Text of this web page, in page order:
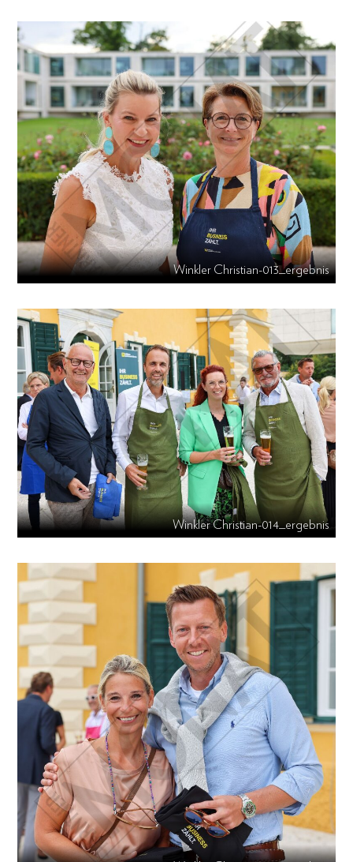
Winkler Christian-013_ergebnis
Winkler Christian-014_ergebnis